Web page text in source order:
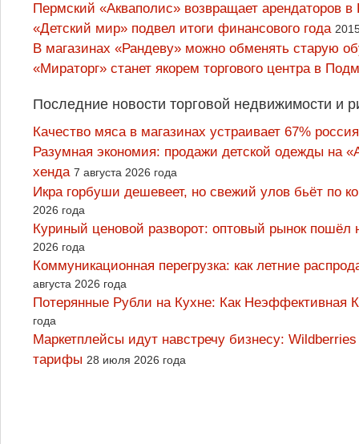
Пермский «Акваполис» возвращает арендаторов
«Детский мир» подвел итоги финансового года
В магазинах «Рандеву» можно обменять старую
«Мираторг» станет якорем торгового центра в
Последние новости торговой недвижимости и
Качество мяса в магазинах устраивает 67%
Разумная экономия: продажи детской одежды на
хенда 7 августа 2026 года
Икра горбуши дешевеет, но свежий улов бьёт по
2026 года
Куриный ценовой разворот: оптовый рынок
2026 года
Коммуникационная перегрузка: как летние
августа 2026 года
Потерянные Рубли на Кухне: Как
года
Маркетплейсы идут навстречу бизнесу:
тарифы 28 июля 2026 года